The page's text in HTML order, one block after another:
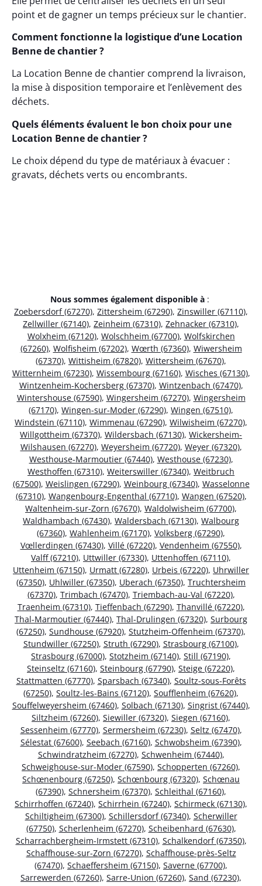
point et de gagner un temps précieux sur le chantier.
Comment fonctionne la logistique d’une Location
Benne de chantier ?
La Location Benne de chantier comprend la livraison,
la mise à disposition temporaire et l’enlèvement des
déchets.
Quels éléments évaluent le bon choix pour une
Location Benne de chantier ?
Le choix dépend du type de matériaux à évacuer :
gravats, déchets verts ou encombrants.
Nous sommes également disponible à :
Zoebersdorf (67270), Zittersheim (67290), Zinswiller (67110),
Zellwiller (67140), Zeinheim (67310), Zehnacker (67310),
Wolxheim (67120), Wolschheim (67700), Wolfskirchen
(67260), Wolfisheim (67202), Wœrth (67360), Wiwersheim
(67370), Wittisheim (67820), Wittersheim (67670),
Witternheim (67230), Wissembourg (67160), Wisches (67130),
Wintzenheim-Kochersberg (67370), Wintzenbach (67470),
Wintershouse (67590), Wingersheim (67270), Wingersheim
(67170), Wingen-sur-Moder (67290), Wingen (67510),
Windstein (67110), Wimmenau (67290), Wilwisheim (67270),
Willgottheim (67370), Wildersbach (67130), Wickersheim-
Wilshausen (67270), Weyersheim (67720), Weyer (67320),
Westhouse-Marmoutier (67440), Westhouse (67230),
Westhoffen (67310), Weiterswiller (67340), Weitbruch
(67500), Weislingen (67290), Weinbourg (67340), Wasselonne
(67310), Wangenbourg-Engenthal (67710), Wangen (67520),
Waltenheim-sur-Zorn (67670), Waldolwisheim (67700),
Waldhambach (67430), Waldersbach (67130), Walbourg
(67360), Wahlenheim (67170), Volksberg (67290),
Vœllerdingen (67430), Villé (67220), Vendenheim (67550),
Valff (67210), Uttwiller (67330), Uttenhoffen (67110),
Uttenheim (67150), Urmatt (67280), Urbeis (67220), Uhrwiller
(67350), Uhlwiller (67350), Uberach (67350), Truchtersheim
(67370), Trimbach (67470), Triembach-au-Val (67220),
Traenheim (67310), Tieffenbach (67290), Thanvillé (67220),
Thal-Marmoutier (67440), Thal-Drulingen (67320), Surbourg
(67250), Sundhouse (67920), Stutzheim-Offenheim (67370),
Stundwiller (67250), Struth (67290), Strasbourg (67100),
Strasbourg (67000), Stotzheim (67140), Still (67190),
Steinseltz (67160), Steinbourg (67790), Steige (67220),
Stattmatten (67770), Sparsbach (67340), Soultz-sous-Forêts
(67250), Soultz-les-Bains (67120), Soufflenheim (67620),
Souffelweyersheim (67460), Solbach (67130), Singrist (67440),
Siltzheim (67260), Siewiller (67320), Siegen (67160),
Sessenheim (67770), Sermersheim (67230), Seltz (67470),
Sélestat (67600), Seebach (67160), Schwobsheim (67390),
Schwindratzheim (67270), Schwenheim (67440),
Schweighouse-sur-Moder (67590), Schopperten (67260),
Schœnenbourg (67250), Schœnbourg (67320), Schœnau
(67390), Schnersheim (67370), Schleithal (67160),
Schirrhoffen (67240), Schirrhein (67240), Schirmeck (67130),
Schiltigheim (67300), Schillersdorf (67340), Scherwiller
(67750), Scherlenheim (67270), Scheibenhard (67630),
Scharrachbergheim-Irmstett (67310), Schalkendorf (67350),
Schaffhouse-sur-Zorn (67270), Schaffhouse-près-Seltz
(67470), Schaeffersheim (67150), Saverne (67700),
Sarrewerden (67260), Sarre-Union (67260), Sand (67230),